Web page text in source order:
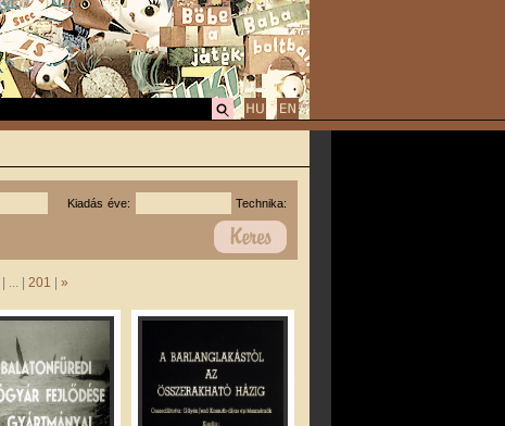
Kiadás éve: Technika:
| ... | 201 | »